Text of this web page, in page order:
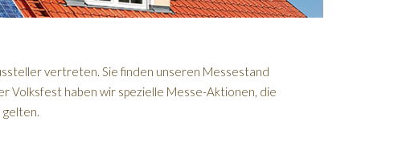
vertreten. Sie finden unseren Messestand
Volksfest haben wir spezielle Messe-Aktionen, die